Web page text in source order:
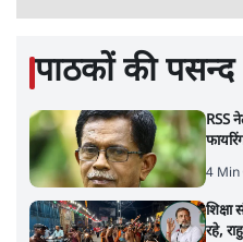
पाठकों की पसन्द
RSS
4 Min
शिक्षा
रहे,